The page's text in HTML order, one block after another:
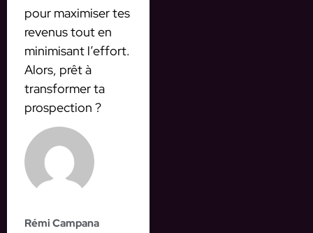
pour maximiser tes
revenus tout en
minimisant l’effort.
Alors, prêt à
transformer ta
prospection ?
Rémi Campana